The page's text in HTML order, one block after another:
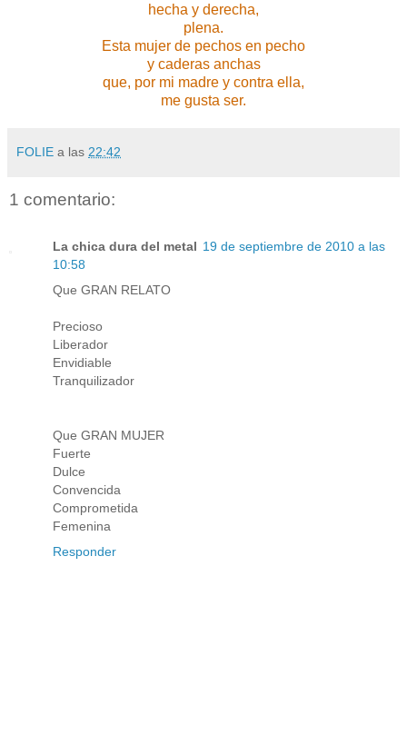
hecha y derecha,
plena.
Esta mujer de pechos en pecho
y caderas anchas
que, por mi madre y contra ella,
me gusta ser.
FOLIE a las 22:42
1 comentario:
La chica dura del metal 19 de septiembre de 2010 a las
10:58
Que GRAN RELATO
Precioso
Liberador
Envidiable
Tranquilizador
Que GRAN MUJER
Fuerte
Dulce
Convencida
Comprometida
Femenina
Responder